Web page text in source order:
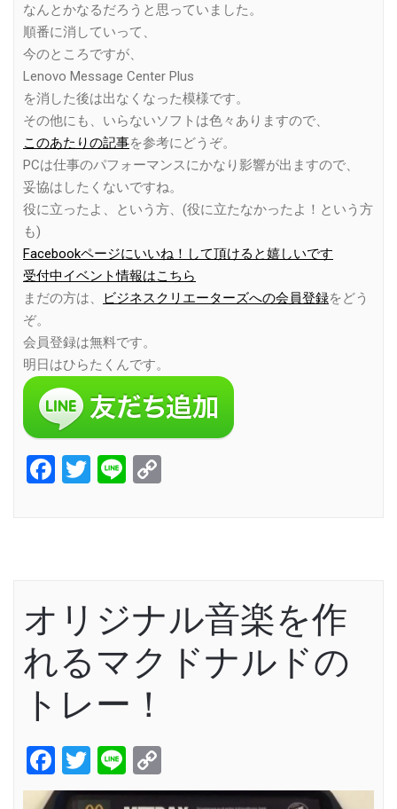
なんとかなるだろうと思っていました。
順番に消していって、
今のところですが、
Lenovo Message Center Plus
を消した後は出なくなった模様です。
その他にも、いらないソフトは色々ありますので、
このあたりの記事を参考にどうぞ。
PCは仕事のパフォーマンスにかなり影響が出ますので、
妥協はしたくないですね。
役に立ったよ、という方、(役に立たなかったよ！という方
も)
Facebookページにいいね！して頂けると嬉しいです
受付中イベント情報はこちら
まだの方は、
ビジネスクリエーターズへの会員登録をどう
ぞ。
会員登録は無料です。
明日はひらたくんです。
Facebook
Twitter
Line
オリジナル音楽を作
れるマクドナルドの
トレー！
Facebook
Twitter
Line
Link